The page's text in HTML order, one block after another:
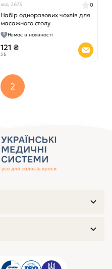
код 2673
Набір одноразових чохлів для
масажного столу
0
Немає в наявності
121 ₴
3 $
2